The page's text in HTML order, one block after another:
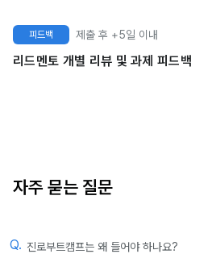
피드백 제출 후 +5일 이내
리드멘토 개별 리뷰 및 과제 피드백
자주 묻는 질문
Q. 진로부트캠프는 왜 들어야 하나요?